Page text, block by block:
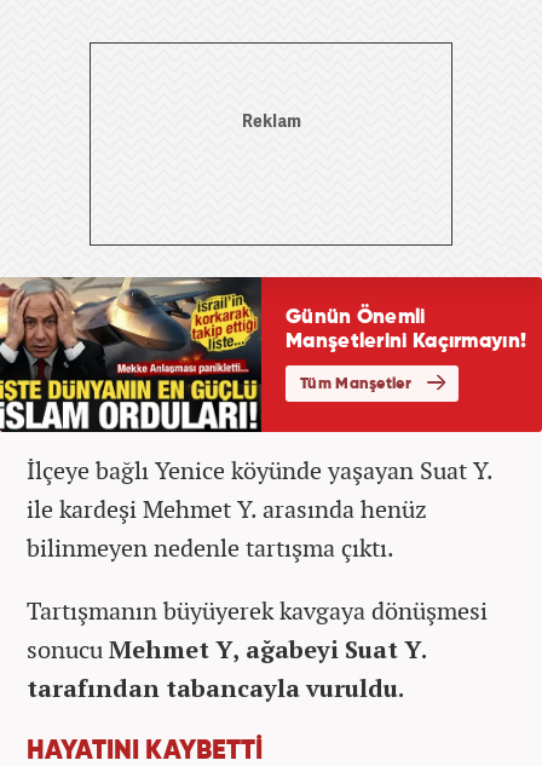
İlçeye bağlı Yenice köyünde yaşayan Suat Y.
ile kardeşi Mehmet Y. arasında henüz
bilinmeyen nedenle tartışma çıktı.
Tartışmanın büyüyerek kavgaya dönüşmesi
sonucuMehmet Y, ağabeyi Suat Y.
tarafından tabancayla vuruldu.
HAYATINI KAYBETTİ